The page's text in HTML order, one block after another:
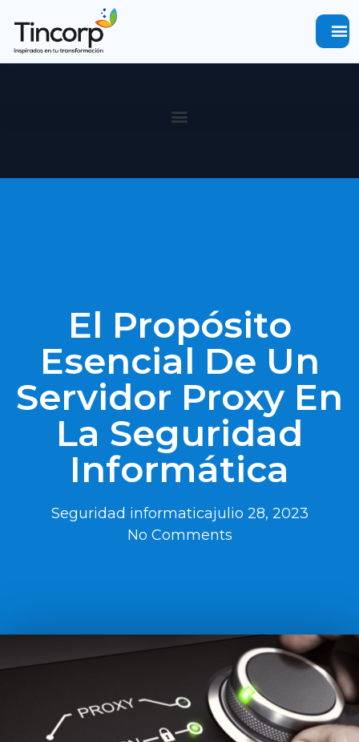
menu
El Propósito
Esencial De Un
Servidor Proxy En
La Seguridad
Informática
Seguridad informaticajulio 28, 2023
No Comments